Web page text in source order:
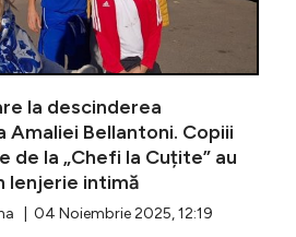
la descinderea
Amaliei Bellantoni. Copiii
la „Chefi la Cuțite” au
lenjerie intimă
| 04 Noiembrie 2025, 12:19